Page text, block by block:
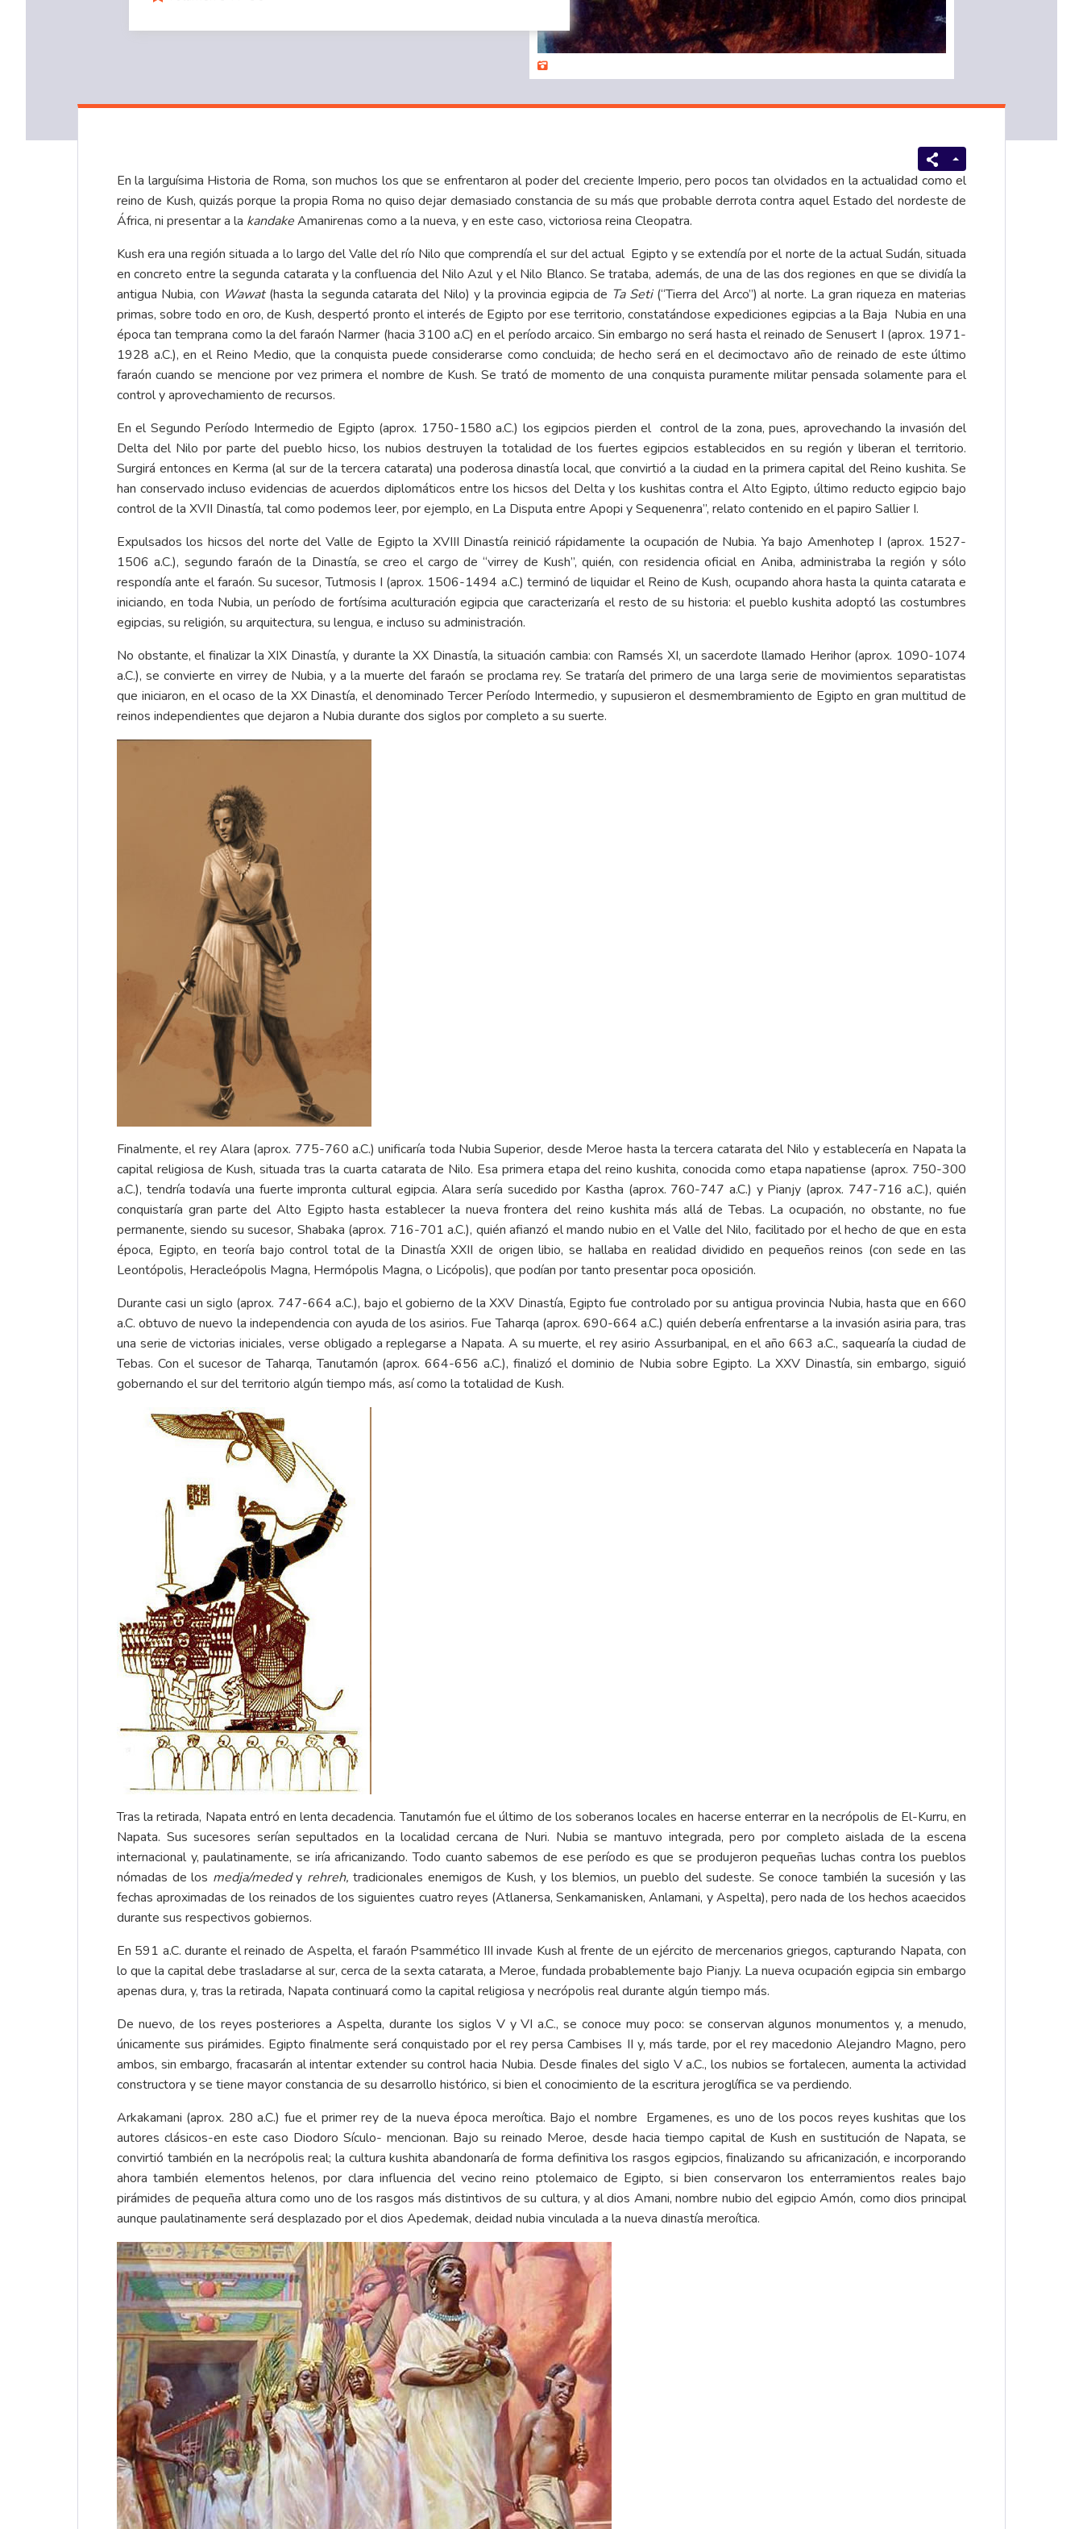
En la larguísima Historia de Roma, son muchos los que se enfrentaron al poder del creciente Imperio, pero pocos tan olvidados en la actualidad como el
reino de Kush, quizás porque la propia Roma no quiso dejar demasiado constancia de su más que probable derrota contra aquel Estado del nordeste de
África, ni presentar a la kandakeAmanirenas como a la nueva, y en este caso, victoriosa reina Cleopatra.
Kush era una región situada a lo largo del Valle del río Nilo que comprendía el sur del actual Egipto y se extendía por el norte de la actual Sudán, situada
en concreto entre la segunda catarata y la confluencia del Nilo Azul y el Nilo Blanco. Se trataba, además, de una de las dos regiones en que se dividía la
antigua Nubia, con Wawat(hasta la segunda catarata del Nilo) y la provincia egipcia de Ta Seti(“Tierra del Arco”) al norte. La gran riqueza en materias
primas, sobre todo en oro, de Kush, despertó pronto el interés de Egipto por ese territorio, constatándose expediciones egipcias a la Baja Nubia en una
época tan temprana como la del faraón Narmer (hacia 3100 a.C) en el período arcaico. Sin embargo no será hasta el reinado de Senusert I (aprox. 1971-
1928 a.C.), en el Reino Medio, que la conquista puede considerarse como concluida; de hecho será en el decimoctavo año de reinado de este último
faraón cuando se mencione por vez primera el nombre de Kush. Se trató de momento de una conquista puramente militar pensada solamente para el
control y aprovechamiento de recursos.
En el Segundo Período Intermedio de Egipto (aprox. 1750-1580 a.C.) los egipcios pierden el control de la zona, pues, aprovechando la invasión del
Delta del Nilo por parte del pueblo hicso, los nubios destruyen la totalidad de los fuertes egipcios establecidos en su región y liberan el territorio.
Surgirá entonces en Kerma (al sur de la tercera catarata) una poderosa dinastía local, que convirtió a la ciudad en la primera capital del Reino kushita. Se
han conservado incluso evidencias de acuerdos diplomáticos entre los hicsos del Delta y los kushitas contra el Alto Egipto, último reducto egipcio bajo
control de la XVII Dinastía, tal como podemos leer, por ejemplo, en La Disputa entre Apopi y Sequenenra”, relato contenido en el papiro Sallier I.
Expulsados los hicsos del norte del Valle de Egipto la XVIII Dinastía reinició rápidamente la ocupación de Nubia. Ya bajo Amenhotep I (aprox. 1527-
1506 a.C.), segundo faraón de la Dinastía, se creo el cargo de “virrey de Kush”, quién, con residencia oficial en Aniba, administraba la región y sólo
respondía ante el faraón. Su sucesor, Tutmosis I (aprox. 1506-1494 a.C.) terminó de liquidar el Reino de Kush, ocupando ahora hasta la quinta catarata e
iniciando, en toda Nubia, un período de fortísima aculturación egipcia que caracterizaría el resto de su historia: el pueblo kushita adoptó las costumbres
egipcias, su religión, su arquitectura, su lengua, e incluso su administración.
No obstante, el finalizar la XIX Dinastía, y durante la XX Dinastía, la situación cambia: con Ramsés XI, un sacerdote llamado Herihor (aprox. 1090-1074
a.C.), se convierte en virrey de Nubia, y a la muerte del faraón se proclama rey. Se trataría del primero de una larga serie de movimientos separatistas
que iniciaron, en el ocaso de la XX Dinastía, el denominado Tercer Período Intermedio, y supusieron el desmembramiento de Egipto en gran multitud de
reinos independientes que dejaron a Nubia durante dos siglos por completo a su suerte.
Finalmente, el rey Alara (aprox. 775-760 a.C.) unificaría toda Nubia Superior, desde Meroe hasta la tercera catarata del Nilo y establecería en Napata la
capital religiosa de Kush, situada tras la cuarta catarata de Nilo. Esa primera etapa del reino kushita, conocida como etapa napatiense (aprox. 750-300
a.C.), tendría todavía una fuerte impronta cultural egipcia. Alara sería sucedido por Kastha (aprox. 760-747 a.C.) y Pianjy (aprox. 747-716 a.C.), quién
conquistaría gran parte del Alto Egipto hasta establecer la nueva frontera del reino kushita más allá de Tebas. La ocupación, no obstante, no fue
permanente, siendo su sucesor, Shabaka (aprox. 716-701 a.C.), quién afianzó el mando nubio en el Valle del Nilo, facilitado por el hecho de que en esta
época, Egipto, en teoría bajo control total de la Dinastía XXII de origen libio, se hallaba en realidad dividido en pequeños reinos (con sede en las
Leontópolis, Heracleópolis Magna, Hermópolis Magna, o Licópolis), que podían por tanto presentar poca oposición.
Durante casi un siglo (aprox. 747-664 a.C.), bajo el gobierno de la XXV Dinastía, Egipto fue controlado por su antigua provincia Nubia, hasta que en 660
a.C. obtuvo de nuevo la independencia con ayuda de los asirios. Fue Taharqa (aprox. 690-664 a.C.) quién debería enfrentarse a la invasión asiria para, tras
una serie de victorias iniciales, verse obligado a replegarse a Napata. A su muerte, el rey asirio Assurbanipal, en el año 663 a.C., saquearía la ciudad de
Tebas. Con el sucesor de Taharqa, Tanutamón (aprox. 664-656 a.C.), finalizó el dominio de Nubia sobre Egipto. La XXV Dinastía, sin embargo, siguió
gobernando el sur del territorio algún tiempo más, así como la totalidad de Kush.
Tras la retirada, Napata entró en lenta decadencia. Tanutamón fue el último de los soberanos locales en hacerse enterrar en la necrópolis de El-Kurru, en
Napata. Sus sucesores serían sepultados en la localidad cercana de Nuri. Nubia se mantuvo integrada, pero por completo aislada de la escena
internacional y, paulatinamente, se iría africanizando. Todo cuanto sabemos de ese período es que se produjeron pequeñas luchas contra los pueblos
nómadas de los medja/mededy rehreh,tradicionales enemigos de Kush, y los blemios, un pueblo del sudeste. Se conoce también la sucesión y las
fechas aproximadas de los reinados de los siguientes cuatro reyes (Atlanersa, Senkamanisken, Anlamani, y Aspelta), pero nada de los hechos acaecidos
durante sus respectivos gobiernos.
En 591 a.C. durante el reinado de Aspelta, el faraón Psammético III invade Kush al frente de un ejército de mercenarios griegos, capturando Napata, con
lo que la capital debe trasladarse al sur, cerca de la sexta catarata, a Meroe, fundada probablemente bajo Pianjy. La nueva ocupación egipcia sin embargo
apenas dura, y, tras la retirada, Napata continuará como la capital religiosa y necrópolis real durante algún tiempo más.
De nuevo, de los reyes posteriores a Aspelta, durante los siglos V y VI a.C., se conoce muy poco: se conservan algunos monumentos y, a menudo,
únicamente sus pirámides. Egipto finalmente será conquistado por el rey persa Cambises II y, más tarde, por el rey macedonio Alejandro Magno, pero
ambos, sin embargo, fracasarán al intentar extender su control hacia Nubia. Desde finales del siglo V a.C., los nubios se fortalecen, aumenta la actividad
constructora y se tiene mayor constancia de su desarrollo histórico, si bien el conocimiento de la escritura jeroglífica se va perdiendo.
Arkakamani (aprox. 280 a.C.) fue el primer rey de la nueva época meroítica. Bajo el nombre Ergamenes, es uno de los pocos reyes kushitas que los
autores clásicos-en este caso Diodoro Sículo- mencionan. Bajo su reinado Meroe, desde hacia tiempo capital de Kush en sustitución de Napata, se
convirtió también en la necrópolis real; la cultura kushita abandonaría de forma definitiva los rasgos egipcios, finalizando su africanización, e incorporando
ahora también elementos helenos, por clara influencia del vecino reino ptolemaico de Egipto, si bien conservaron los enterramientos reales bajo
pirámides de pequeña altura como uno de los rasgos más distintivos de su cultura, y al dios Amani, nombre nubio del egipcio Amón, como dios principal
aunque paulatinamente será desplazado por el dios Apedemak, deidad nubia vinculada a la nueva dinastía meroítica.